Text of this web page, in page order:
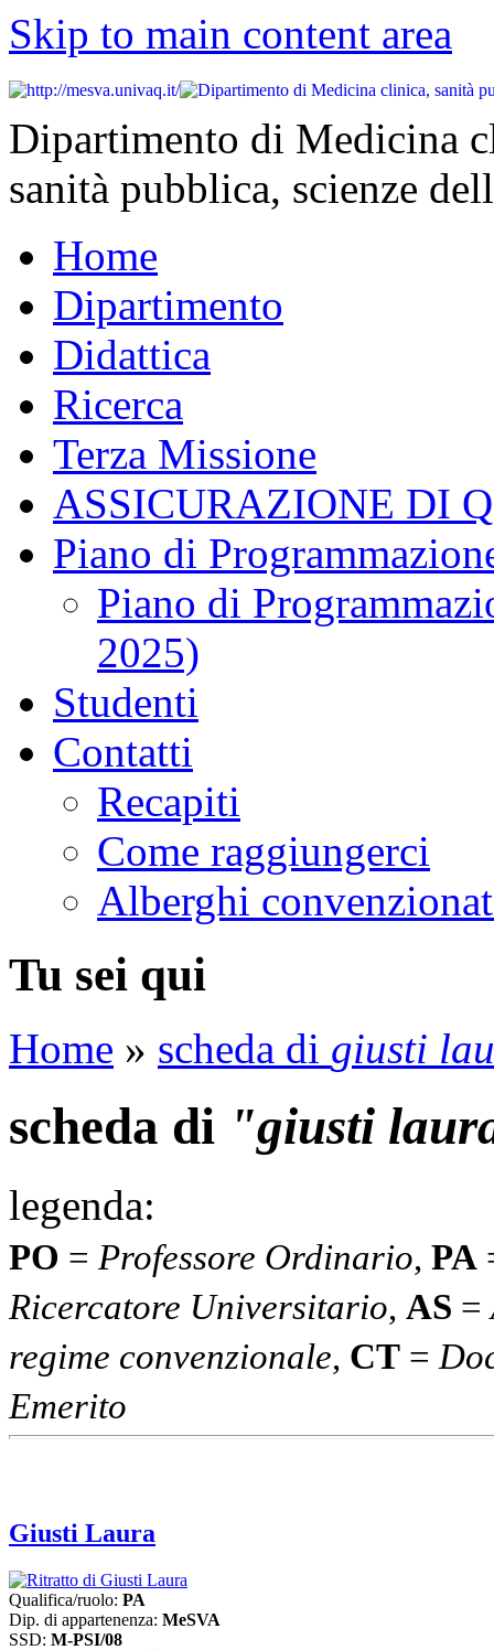
Skip to main content area
Dipartimento di Medicina
sanità pubblica, scienze
Home
Dipartimento
Didattica
Ricerca
Terza Missione
ASSICURAZIONE DI
Piano di
Piano di
2025)
Studenti
Contatti
Recapiti
Come raggiungerci
Alberghi
Tu sei qui
Home » scheda di giusti
scheda di "giusti
legenda:
PO = Professore Ordinario, PA
Ricercatore Universitario, AS =
regime convenzionale, CT =
Emerito
Giusti Laura
Qualifica/ruolo: PA
Dip. di appartenenza: MeSVA
SSD: M-PSI/08